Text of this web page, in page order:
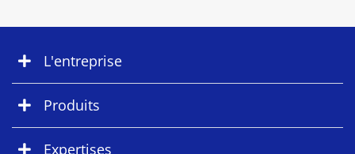
L'entreprise
Produits
Expertises